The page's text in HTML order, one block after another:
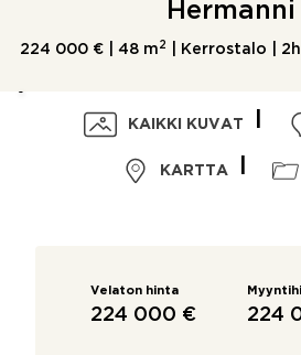
Hermanni
224 000 € | 48 m 2 | Kerrostalo |
KAIKKI KUVAT
KARTTA
Velaton hinta
224 000 € 224